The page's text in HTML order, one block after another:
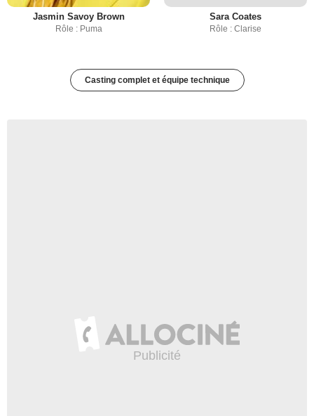
Jasmin Savoy Brown
Rôle : Puma
Sara Coates
Rôle : Clarise
Casting complet et équipe technique